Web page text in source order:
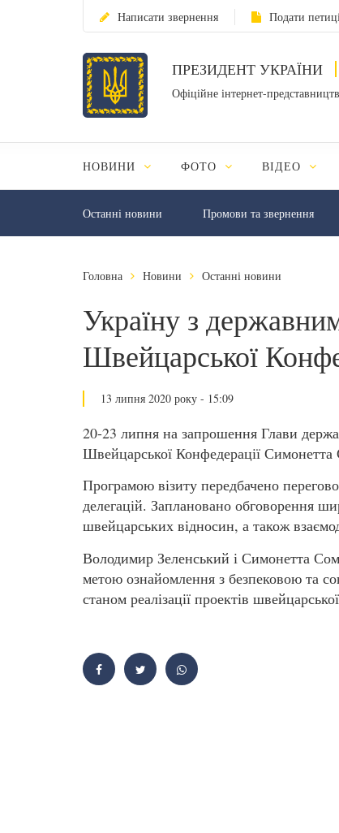
Написати звернення Подати
ПРЕЗИДЕНТ УКРАЇНИ
Офіційне інтернет-
НОВИНИ ФОТО ВІДЕО
Останні новини Промови та звернення
Головна Новини Останні новини
Україну з
Швейцарської
13 липня 2020 року - 15:09
20-23 липня на запрошення Глави
Швейцарської Конфедерації Симонетта
Програмою візиту передбачено
делегацій. Заплановано обговорення
швейцарських відносин, а також
Володимир Зеленський і Симонетта
метою ознайомлення з безпековою та
станом реалізації проектів